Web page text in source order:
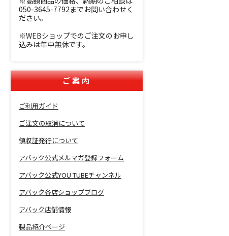
050-3645-7792までお問い合わせく
ださい。
※WEBショップでのご注文のお申し
込みは年中無休です。
ご案内
ご利用ガイド
ご注文の取消について
領収証発行について
アバック公式メルマガ登録フォーム
アバック公式YOU TUBEチャンネル
アバック各店ショップブログ
アバック店舗情報
製品紹介ページ